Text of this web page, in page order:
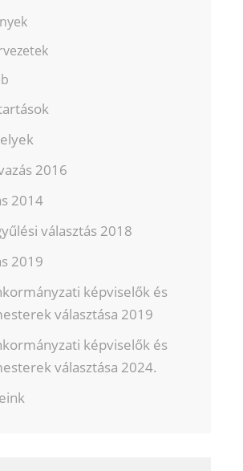
2016
2014
választás 2018
2019
képviselők és
választása 2019
képviselők és
választása 2024.